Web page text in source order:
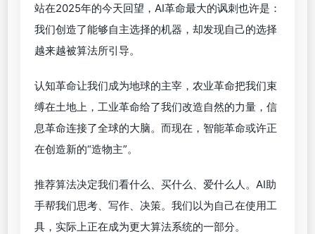
站在2025年的今天回望，AI革命最大的讽刺也许是：
我们创造了能够自主选择的机器，却发现自己的选择
越来越被算法所引导。
认知革命让我们成为地球的主宰，农业革命把我们束
缚在土地上，工业革命给了我们改造自然的力量，信
息革命连接了全球的大脑。而现在，智能革命或许正
在创造新的“造物主”。
推荐算法决定我们看什么、买什么、爱什么人。AI助
手帮我们思考、写作、决策。我们以为自己在使用工
具，实际上正在成为更大算法系统的一部分。